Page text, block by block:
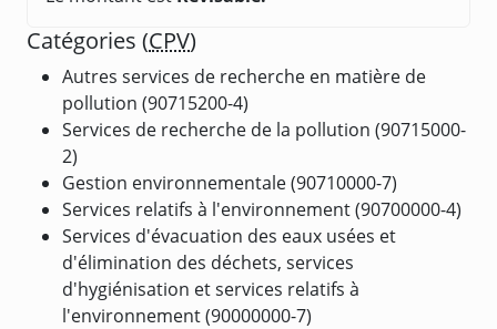
Catégories (CPV)
Autres services de recherche en matière de
pollution (90715200-4)
Services de recherche de la pollution (90715000-
2)
Gestion environnementale (90710000-7)
Services relatifs à l'environnement (90700000-4)
Services d'évacuation des eaux usées et
d'élimination des déchets, services
d'hygiénisation et services relatifs à
l'environnement (90000000-7)